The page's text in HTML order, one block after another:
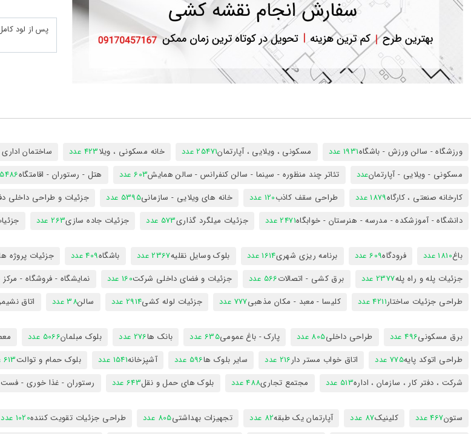
نام
بازیابی
رمز
ورزشگاه - سالن ورزش - باشگاه1931 عدد مسکونی ، ویلایی ، آپارتمان25471 عدد خانه مسکونی ، ویلا423 عدد ساختمان
مسکونی - ویلایی - آپارتمانعدد تئاتر چند منظوره - سینما - سالن کنفرانس - سالن همایش603 عدد هتل - رستوران - اقامتگاه5486 عدد
کارخانه صنعتی ، کارگاه1879 عدد طراحی سقف کاذب120 عدد خانه های ویلایی - سازمانی5395 عدد جزئیات و طراحی داخلی
دانشگاه - آموزشکده - مدرسه - هنرستان - خوابگاه2471 عدد جزئیات میلگرد گذاری573 عدد جزئیات جاده سازی263 عدد
باغ1810 عدد فرودگاه609 عدد برنامه ریزی شهری1614 عدد بلوک وسایل نقلیه2367 عدد باشگاه409 عدد جزئیات پروژه
جزئیات پله و راه پله2377 عدد برق کشی - اتصالات566 عدد جزئیات و فضای داخلی شرکت160 عدد نمایشگاه - فروشگاه -
طراحی جزئیات ساختار4211 عدد کلیسا - معبد - مکان مذهبی777 عدد جزئیات لوله کشی2914 عدد سالن38 عدد اتاق
برق مسکونی496 عدد طراحی داخلی805 عدد پارک - باغ عمومی635 عدد بانک ها276 عدد بلوک مبلمان5066 عدد
طراحی اتوکد پایه775 عدد اتاق خواب مستر دار216 عدد سایر بلوک ها596 عدد آشپزخانه1541 عدد بلوک حمام و توالت613 عدد
شرکت ، دفتر کار ، سازمان ، اداره513 عدد مجتمع تجاری488 عدد بلوک های حمل و نقل643 عدد رستوران - غذا خوری - فست
ستون467 عدد کلینیک87 عدد آپارتمان یک طبقه82 عدد تجهیزات بهداشتی805 عدد طراحی جزئیات تقویت کننده1020 عدد